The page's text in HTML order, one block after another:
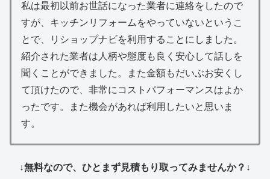
私は最初以前お世話になった業者に連絡をしたので
すが、キッチンリフォームをやっていないというこ
とで、リショップナビを利用することにしました。
紹介された業者は人柄や態度も良く安心して話しを
聞くことができました。また金額もだいぶお安くし
て頂けたので、非常にコストパフォーマンスはよか
ったです。また機会があれば利用したいと思いま
す。
↓無料なので、ひとまず見積もり取ってみませんか？↓